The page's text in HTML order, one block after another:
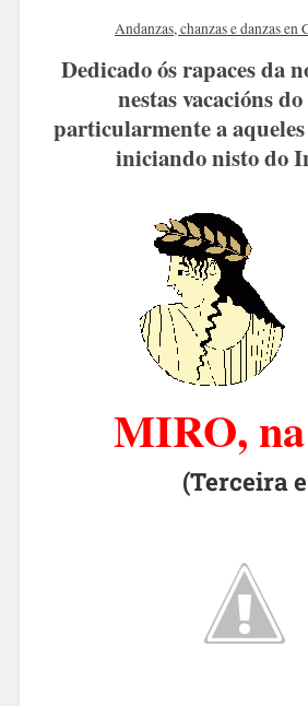
Andanzas, chanzas e danzas en
Dedicado ós rapaces da
nestas vacacións
particularmente a aqueles
iniciando nisto do
MIRO,
(Terceira